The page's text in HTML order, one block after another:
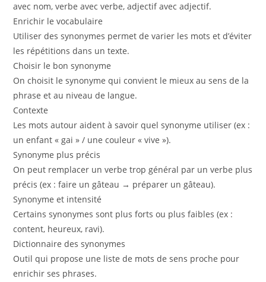
avec nom, verbe avec verbe, adjectif avec adjectif.
Enrichir le vocabulaire
Utiliser des synonymes permet de varier les mots et d’éviter
les répétitions dans un texte.
Choisir le bon synonyme
On choisit le synonyme qui convient le mieux au sens de la
phrase et au niveau de langue.
Contexte
Les mots autour aident à savoir quel synonyme utiliser (ex :
un enfant « gai » / une couleur « vive »).
Synonyme plus précis
On peut remplacer un verbe trop général par un verbe plus
précis (ex : faire un gâteau → préparer un gâteau).
Synonyme et intensité
Certains synonymes sont plus forts ou plus faibles (ex :
content, heureux, ravi).
Dictionnaire des synonymes
Outil qui propose une liste de mots de sens proche pour
enrichir ses phrases.